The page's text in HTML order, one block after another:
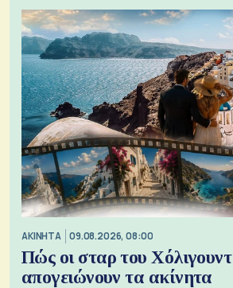
ΑΚΙΝΗΤΑ 09.08.2026, 08:00
Πώς οι σταρ του Χόλιγουντ
απογειώνουν τα ακίνητα